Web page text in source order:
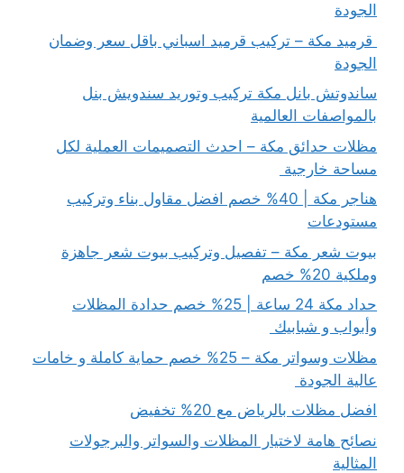
الجودة
قرميد مكة – تركيب قرميد اسباني باقل سعر وضمان
الجودة
ساندوتش بانل مكة تركيب وتوريد سندويش بنل
بالمواصفات العالمية
مظلات حدائق مكة – احدث التصميمات العملية لكل
مساحة خارجية
هناجر مكة | 40% خصم افضل مقاول بناء وتركيب
مستودعات
بيوت شعر مكة – تفصيل وتركيب بيوت شعر جاهزة
وملكية 20% خصم
حداد مكة 24 ساعة | 25% خصم حدادة المظلات
وأبواب و شبابيك
مظلات وسواتر مكة – 25% خصم حماية كاملة و خامات
عالية الجودة
افضل مظلات بالرياض مع 20% تخفيض
نصائح هامة لاختيار المظلات والسواتر والبرجولات
المثالية